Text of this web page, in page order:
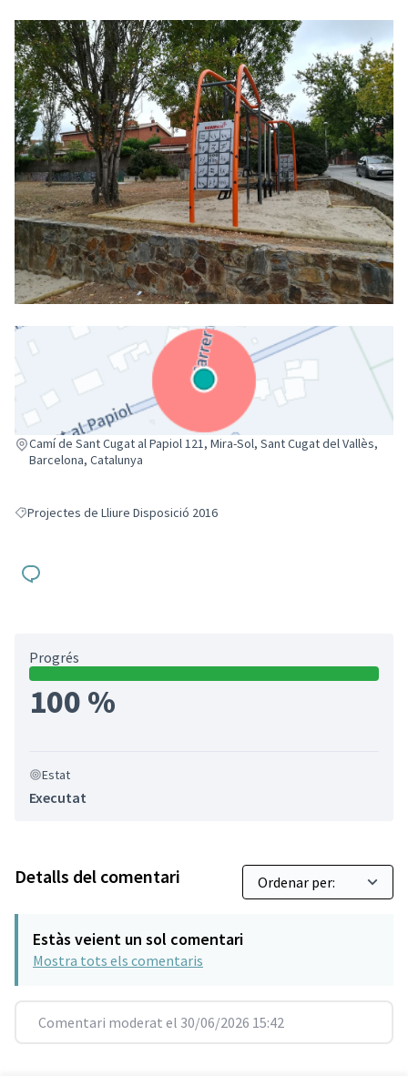
Camí de Sant Cugat al Papiol 121, Mira-Sol, Sant Cugat del Vallès,
Barcelona, Catalunya
(Enllaç extern)
Resultats en filtrar per: Projectes de Lliure Disposició 2016
Projectes de Lliure Disposició 2016
Progrés
100 %
Estat
Executat
Detalls del comentari
Estàs veient un sol comentari
Mostra tots els comentaris
Comentari moderat el 30/06/2026 15:42